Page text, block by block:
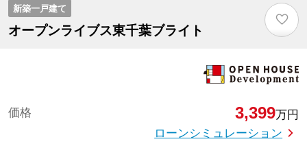
新築一戸建て
オープンライブス東千葉ブライト
♡
価格 3,399万円
ローンシミュレーション